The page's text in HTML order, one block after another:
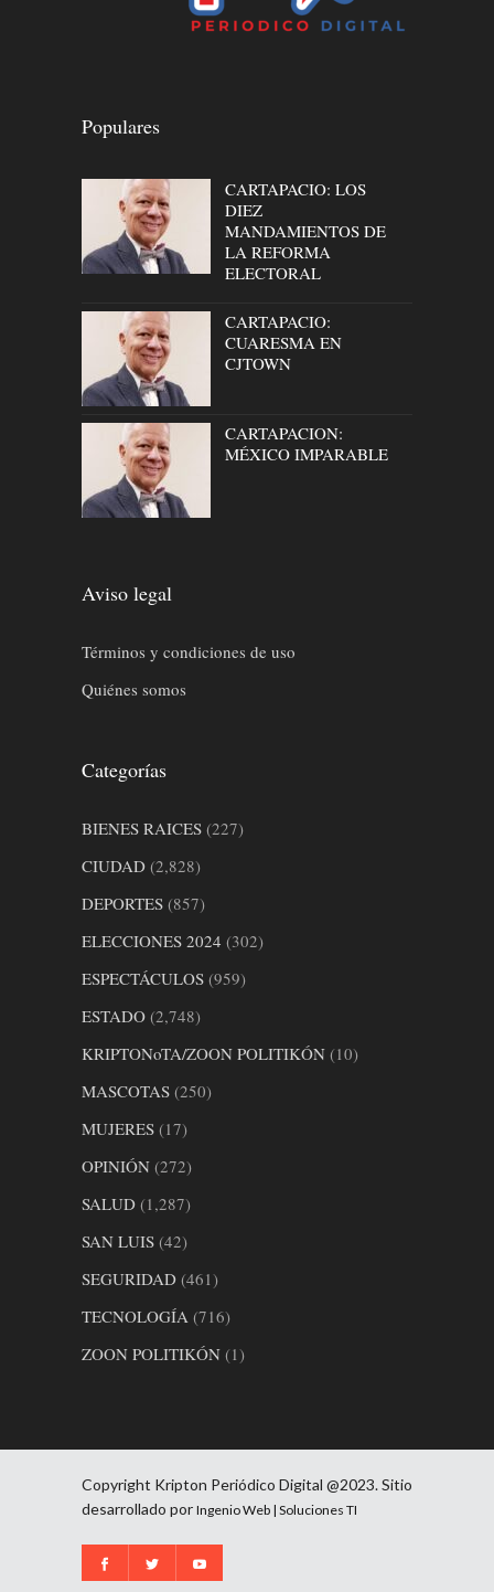
Populares
CARTAPACIO: LOS
DIEZ
MANDAMIENTOS DE
LA REFORMA
ELECTORAL
CARTAPACIO:
CUARESMA EN
CJTOWN
CARTAPACION:
MÉXICO IMPARABLE
Aviso legal
Términos y condiciones de uso
Quiénes somos
Categorías
BIENES RAICES (227)
CIUDAD (2,828)
DEPORTES (857)
ELECCIONES 2024 (302)
ESPECTÁCULOS (959)
ESTADO (2,748)
KRIPTONoTA/ZOON POLITIKÓN (10)
MASCOTAS (250)
MUJERES (17)
OPINIÓN (272)
SALUD (1,287)
SAN LUIS (42)
SEGURIDAD (461)
TECNOLOGÍA (716)
ZOON POLITIKÓN (1)
Copyright Kripton Periódico Digital @2023. Sitio
desarrollado por Ingenio Web | Soluciones TI